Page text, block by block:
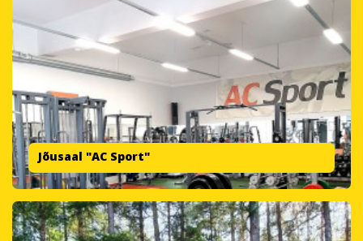
Jõusaal "AC Sport"